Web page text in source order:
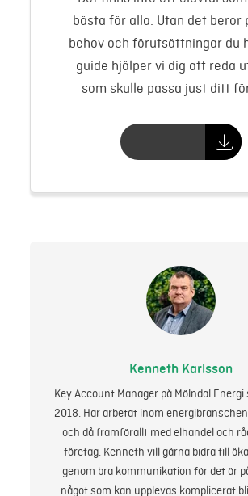
bästa för alla. Utan det beror
behov och förutsättningar du
guide hjälper vi dig att reda
som skulle passa just ditt
Kenneth Karlsson
Key Account Manager på Mölndal
2018. Har arbetat inom
och då framförallt med elhandel och
företag. Kenneth vill gärna bidra till
genom bra kommunikation för det är
något som kan upplevas komplicerat